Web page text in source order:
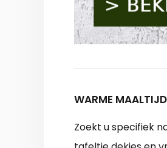
WARME
Zoekt u specifiek